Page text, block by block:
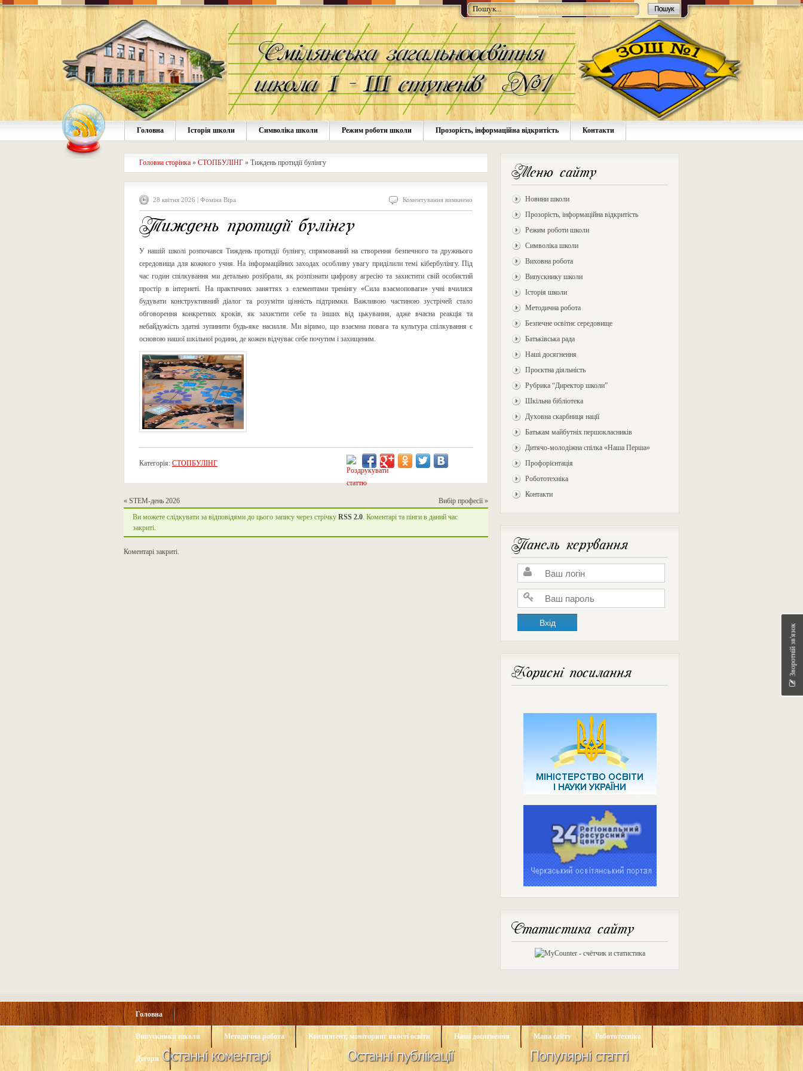
Головна Історія школи Символіка школи Режим роботи школи Прозорість, інформаційна відкритість Контакти
Меню сайту
Новини школи
Прозорість, інформаційна відкритість
Режим роботи школи
Символіка школи
Виховна робота
Випускнику школи
Історія школи
Методична робота
Безпечне освітнє середовище
Батьківська рада
Наші досягнення
Проєктна діяльність
Рубрика “Директор школи”
Шкільна бібліотека
Духовна скарбниця нації
Батькам майбутніх першокласників
Дитячо-молодіжна спілка «Наша Перша»
Профорієнтація
Робототехніка
Контакти
Панель керування
Корисні посилання
Статистика сайту
Головна сторінка » СТОПБУЛІНГ » Тиждень протидії булінгу
28 квітня 2026 | Фоміна Віра Коментування вимкнено
Тиждень протидії булінгу
У нашій школі розпочався Тиждень протидії булінгу, спрямований на створення безпечного та дружнього
середовища для кожного учня. На інформаційних заходах особливу увагу приділили темі кібербулінгу. Під
час годин спілкування ми детально розібрали, як розпізнати цифрову агресію та захистити свій особистий
простір в інтернеті. На практичних заняттях з елементами тренінгу «Сила взаємоповаги» учні вчилися
будувати конструктивний діалог та розуміти цінність підтримки. Важливою частиною зустрічей стало
обговорення конкретних кроків, як захистити себе та інших від цькування, адже вчасна реакція та
небайдужість здатні зупинити будь-яке насилля. Ми віримо, що взаємна повага та культура спілкування є
основою нашої шкільної родини, де кожен відчуває себе почутим і захищеним.
Категорія: СТОПБУЛІНГ
« STEM-день 2026 Вибір професії»
Ви можете слідкувати за відповідями до цього запису через стрічку RSS 2.0. Коментарі та пінги в даний час
закриті.
Коментарі закриті.
Головна
Випускники школи Методична робота Контингент, моніторинг якості освіти Наші досягнення Мапа сайту Робототехніка
Догори
Зворотній зв'язок